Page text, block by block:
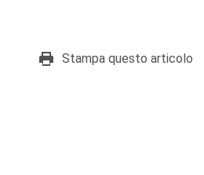
Stampa questo articolo